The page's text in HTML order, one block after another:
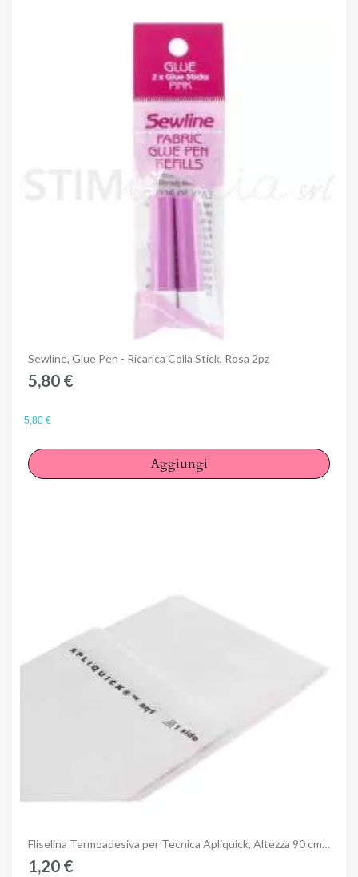
Anteprima
Sewline, Glue Pen - Ricarica Colla Stick, Rosa 2pz
5,80 €
5,80 €
Aggiungi
Anteprima Fliselina Termoadesiva per Tecnica Apliquick, Altezza 90 cm - FUSIBLE STABILIZER
1,20 €